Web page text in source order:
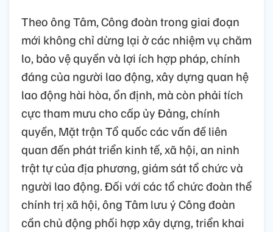
Theo ông Tâm, Công đoàn trong giai đoạn
mới không chỉ dừng lại ở các nhiệm vụ chăm
lo, bảo vệ quyền và lợi ích hợp pháp, chính
đáng của người lao động, xây dựng quan hệ
lao động hài hòa, ổn định, mà còn phải tích
cực tham mưu cho cấp ủy Đảng, chính
quyền, Mặt trận Tổ quốc các vấn đề liên
quan đến phát triển kinh tế, xã hội, an ninh
trật tự của địa phương, giám sát tổ chức và
người lao động. Đối với các tổ chức đoàn thể
chính trị xã hội, ông Tâm lưu ý Công đoàn
cần chủ động phối hợp xây dựng, triển khai